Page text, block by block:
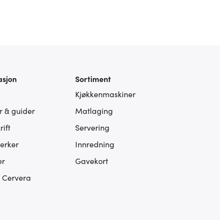
& guider
Cervera
Sortiment
Kjøkkenmaskiner
Matlaging
Servering
Innredning
Gavekort